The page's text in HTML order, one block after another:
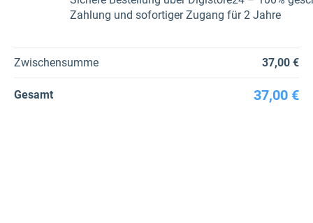
Zahlung und sofortiger Zugang für 2 Jahre
Zwischensumme 37,00 €
Gesamt 37,00 €